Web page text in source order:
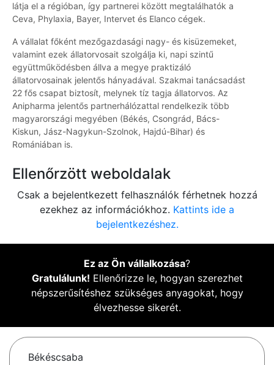
látja el a régióban, így partnerei között megtalálhatók a
Ceva, Phylaxia, Bayer, Intervet és Elanco cégek.
A vállalat főként mezőgazdasági nagy- és kisüzemeket,
valamint ezek állatorvosait szolgálja ki, napi szintű
együttműködésben állva a megye praktizáló
állatorvosainak jelentős hányadával. Szakmai tanácsadást
22 fős csapat biztosít, melynek tíz tagja állatorvos. Az
Anipharma jelentős partnerhálózattal rendelkezik több
magyarországi megyében (Békés, Csongrád, Bács-
Kiskun, Jász-Nagykun-Szolnok, Hajdú-Bihar) és
Romániában is.
Ellenőrzött weboldalak
Csak a bejelentkezett felhasználók férhetnek hozzá
ezekhez az információkhoz. Kattints ide a
bejelentkezéshez.
Ez az Ön vállalkozása?
Gratulálunk! Ellenőrizze le, hogyan szerezhet
népszerűsítéshez szükséges anyagokat, hogy
élvezhesse sikerét.
Békéscsaba